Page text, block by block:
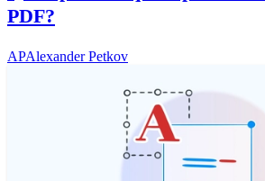
PDF?
APAlexander Petkov